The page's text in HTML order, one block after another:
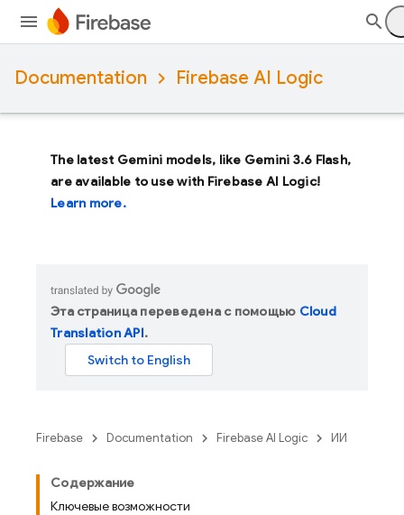
Documentation Firebase AI Logic
The latest Gemini models, like Gemini 3.6 Flash,
are available to use with Firebase AI Logic!
Learn more.
Эта страница переведена с помощью Cloud
Translation API.
Firebase Documentation Firebase AI Logic ИИ
Содержание
Ключевые возможности